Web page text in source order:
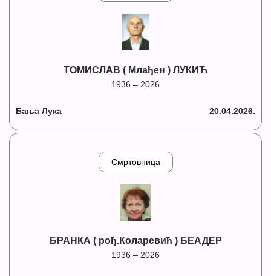
ТОМИСЛАВ ( Млађен ) ЛУКИЋ
1936 – 2026
Бања Лука 20.04.2026.
Смртовница
БРАНКА ( рођ.Коларевић ) БЕАДЕР
1936 – 2026